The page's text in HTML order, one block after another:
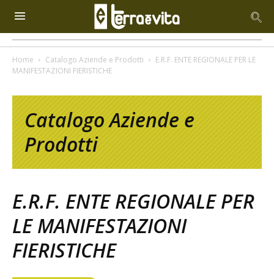
Home Catalogo Aziende e Prodotti
E.R.F. ENTE REGIONALE PER LE
MANIFESTAZIONI FIERISTICHE
Catalogo Aziende e
Prodotti
E.R.F. ENTE REGIONALE PER
LE MANIFESTAZIONI
FIERISTICHE